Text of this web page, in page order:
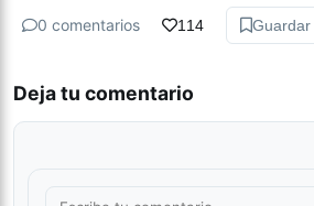
0 comentarios 114 Guardar
Deja tu comentario